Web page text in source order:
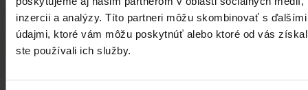
inzercii a analýzy. Títo partneri môžu skombinovať s ďalšími
údajmi, ktoré vám môžu poskytnúť alebo ktoré od vás
ste používali ich služby.
Banánový koláč